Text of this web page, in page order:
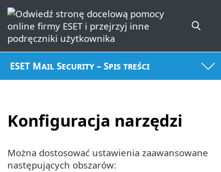
ESET Mail Security – Spis treści
Konfiguracja narzędzi
Można dostosować ustawienia zaawansowane
następujących obszarów: